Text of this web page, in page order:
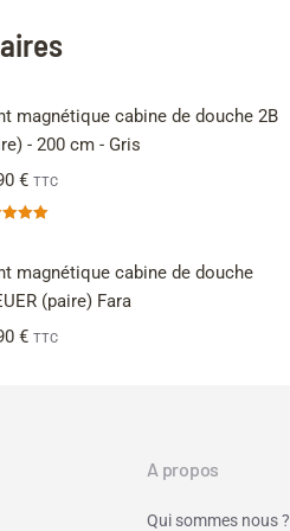
magnétique cabine de douche 2B
- 200 cm - Gris
€ TTC
magnétique cabine de douche
(paire) Fara
€ TTC
A propos
Qui sommes nous ?